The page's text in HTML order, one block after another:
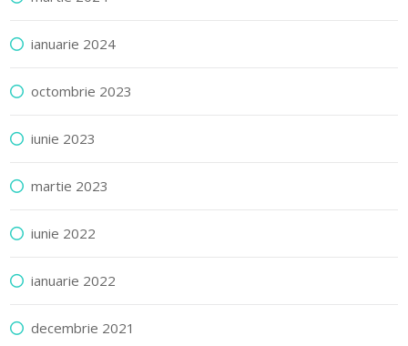
ianuarie 2024
octombrie 2023
iunie 2023
martie 2023
iunie 2022
ianuarie 2022
decembrie 2021